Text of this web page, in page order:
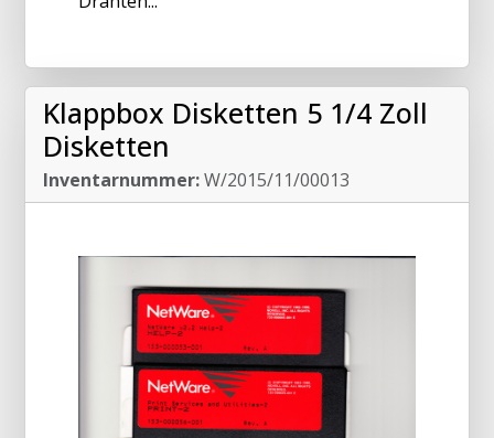
Klappbox Disketten 5 1/4 Zoll
Disketten
Inventarnummer:W/2015/11/00013